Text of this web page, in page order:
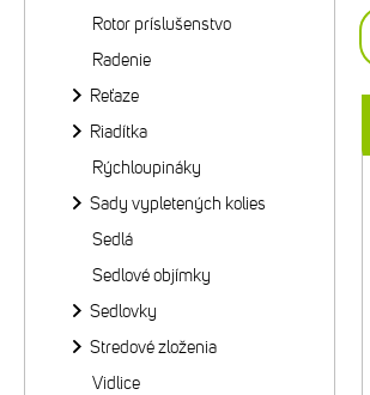
Rotor príslušenstvo
Radenie
Reťaze
Riadítka
Rýchloupináky
Sady vypletených kolies
Sedlá
Sedlové objímky
Sedlovky
Stredové zloženia
Vidlice